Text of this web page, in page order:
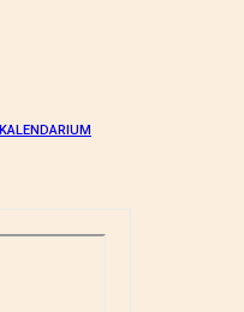
KALENDARIUM